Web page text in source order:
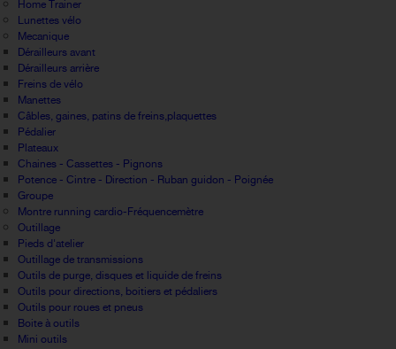
Home Trainer
Lunettes vélo
Mecanique
Dérailleurs avant
Dérailleurs arrière
Freins de vélo
Manettes
Câbles, gaines, patins de freins,plaquettes
Pédalier
Plateaux
Chaines - Cassettes - Pignons
Potence - Cintre - Direction - Ruban guidon - Poignée
Groupe
Montre running cardio-Fréquencemètre
Outillage
Pieds d'atelier
Outillage de transmissions
Outils de purge, disques et liquide de freins
Outils pour directions, boitiers et pédaliers
Outils pour roues et pneus
Boite à outils
Mini outils